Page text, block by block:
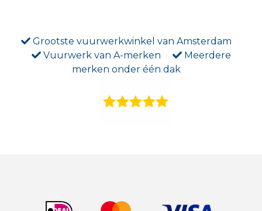
Grootste vuurwerkwinkel van Amsterdam
Vuurwerk van A-merken
Meerdere
merken onder één dak